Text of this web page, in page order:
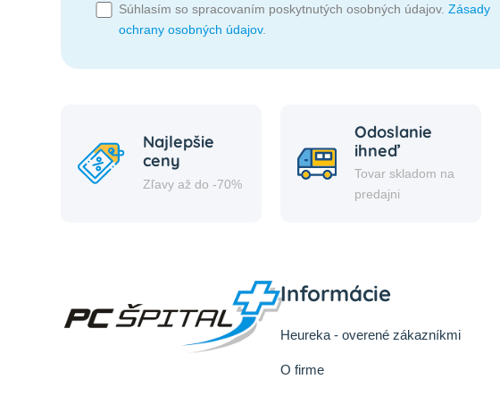
Súhlasím so spracovaním poskytnutých osobných údajov. Zásady
ochrany osobných údajov.
Najlepšie
ceny
Zľavy až do -70%
Odoslanie
ihneď
Tovar skladom na
predajni
Informácie
Heureka - overené zákazníkmi
O firme